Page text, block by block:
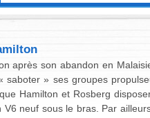
après son abandon en
» ses groupes
Hamilton et Rosberg
neuf sous le bras. Par